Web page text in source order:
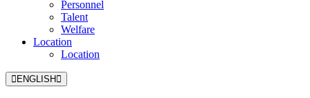
Personnel
Talent
Welfare
Location
Location
ENGLISH